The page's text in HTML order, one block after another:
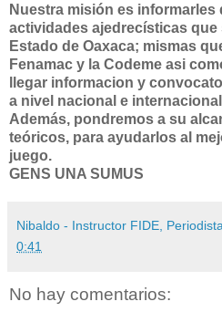
Nuestra misión es informarles
actividades ajedrecísticas que
Estado de Oaxaca; mismas
Fenamac y la Codeme asi
llegar informacion y
a nivel nacional e
Además, pondremos a su
teóricos, para ayudarlos al
juego.
GENS UNA SUMUS
Nibaldo - Instructor FIDE,
0:41
No hay comentarios: